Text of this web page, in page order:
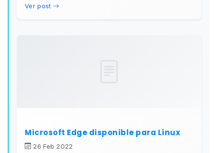
Ver post
Microsoft Edge disponible para Linux
26 Feb 2022